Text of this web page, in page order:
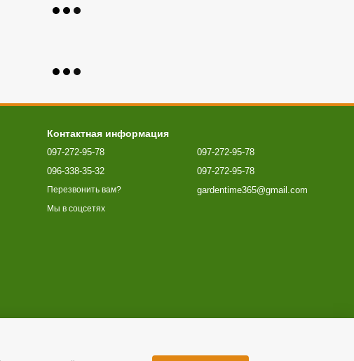
Контактная информация
097-272-95-78
096-338-35-32
Перезвонить вам?
097-272-95-78
097-272-95-78
gardentime365@gmail.com
Мы в соцсетях